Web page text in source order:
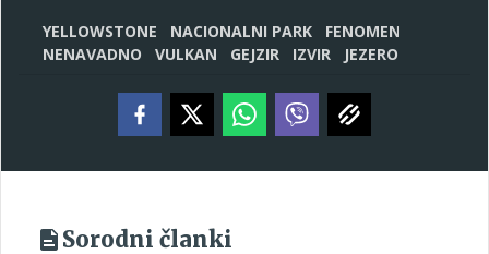
YELLOWSTONE NACIONALNI PARK
FENOMEN
NENAVADNO
VULKAN GEJZIR IZVIR JEZERO
Sorodni članki